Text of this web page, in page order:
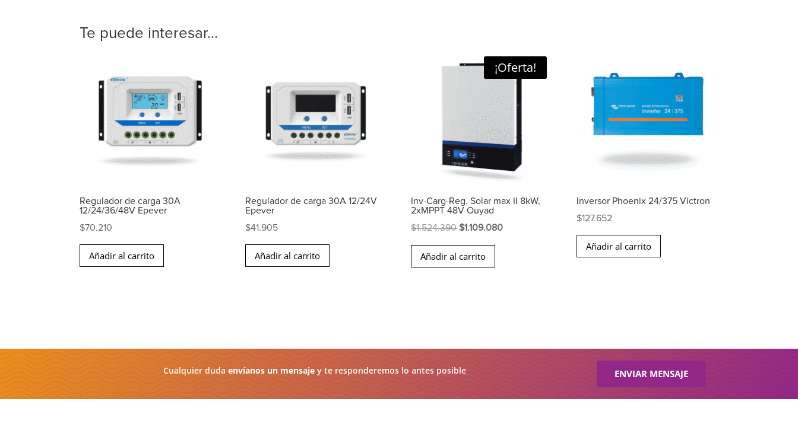
Te puede interesar...
Regulador de carga 30A
12/24/36/48V Epever
$70.210
Añadir al carrito
Regulador de carga 30A 12/24V
Epever
$41.905
Añadir al carrito
¡Oferta!
Inv-Carg-Reg. Solar max II 8kW,
2xMPPT 48V Ouyad
$1.524.390 El
original
$1.109.080El
Añadir al carrito
Inversor Phoenix 24/375 Victron
$127.652
Añadir al carrito
Cualquier dudaenvíanos un mensaje y te responderemos lo antes posible ENVIAR MENSAJE